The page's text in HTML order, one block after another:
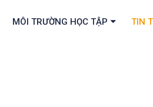
MÔI TRƯỜNG HỌC TẬP TIN